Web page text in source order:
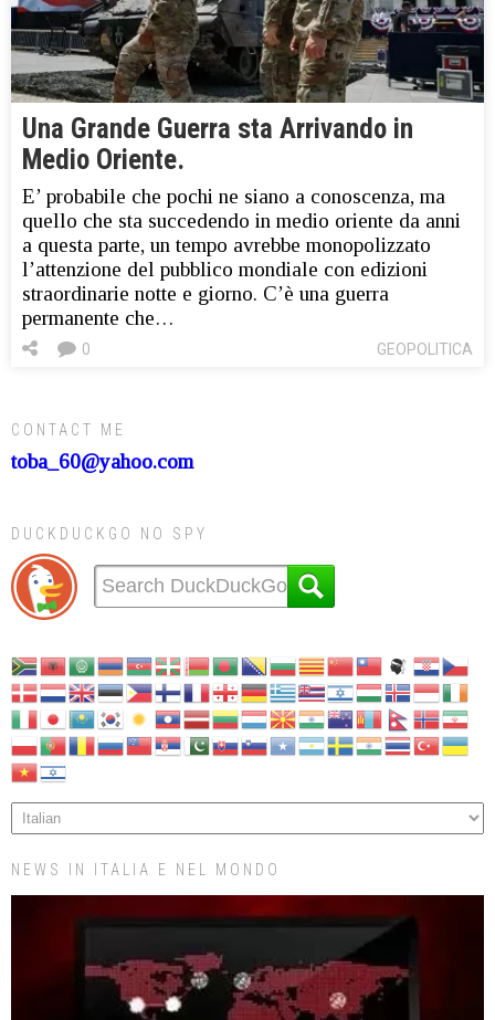
Una Grande Guerra sta Arrivando in
Medio Oriente.
E’ probabile che pochi ne siano a conoscenza, ma
quello che sta succedendo in medio oriente da anni
a questa parte, un tempo avrebbe monopolizzato
l’attenzione del pubblico mondiale con edizioni
straordinarie notte e giorno. C’è una guerra
permanente che…
GEOPOLITICA
0
CONTACT ME
toba_60@yahoo.com
DUCKDUCKGO NO SPY
NEWS IN ITALIA E NEL MONDO